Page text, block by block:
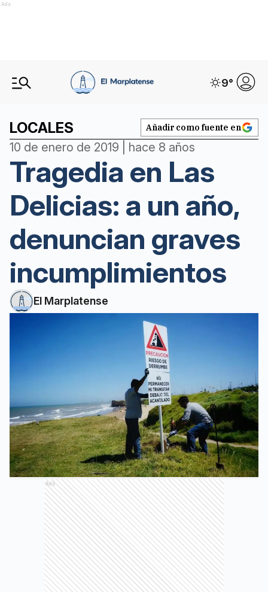
Ads
9°
LOCALES Añadir como fuente en
10 de enero de 2019 | hace 8 años
Tragedia en Las
Delicias: a un año,
denuncian graves
incumplimientos
El Marplatense
Ads